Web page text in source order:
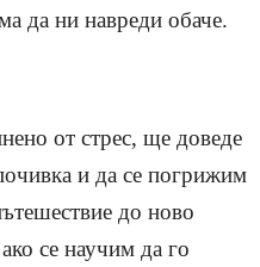
да ни навреди обаче.
от стрес, ще доведе
и да се погрижим
до ново
се научим да го